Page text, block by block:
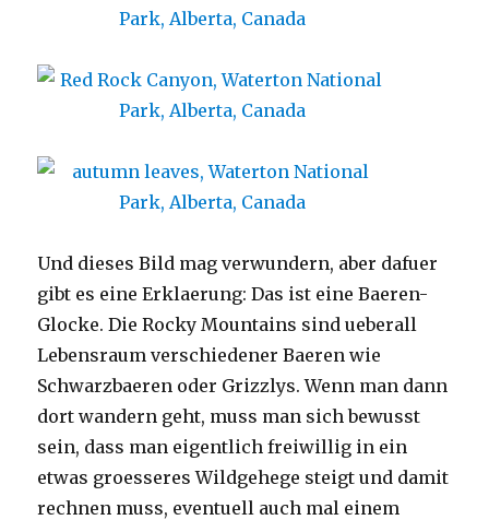
Und dieses Bild mag verwundern, aber dafuer
gibt es eine Erklaerung: Das ist eine Baeren-
Glocke. Die Rocky Mountains sind ueberall
Lebensraum verschiedener Baeren wie
Schwarzbaeren oder Grizzlys. Wenn man dann
dort wandern geht, muss man sich bewusst
sein, dass man eigentlich freiwillig in ein
etwas groesseres Wildgehege steigt und damit
rechnen muss, eventuell auch mal einem